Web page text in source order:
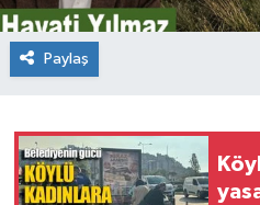
Paylaş